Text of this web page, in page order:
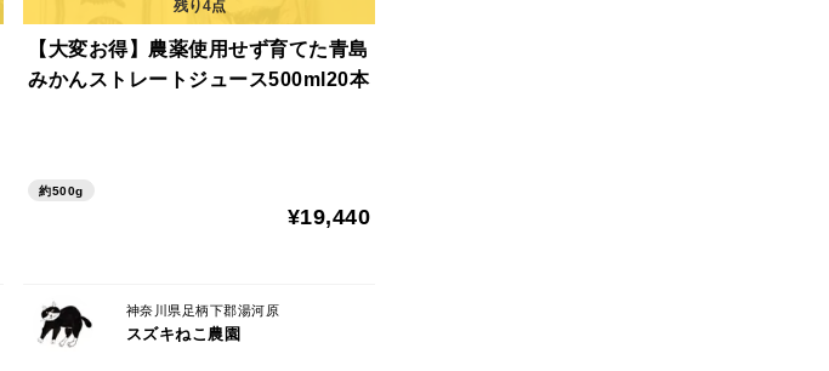
【大変お得】農薬使用せず育てた青島
みかんストレートジュース500ml20本
約500g
¥19,440
神奈川県足柄下郡湯河原
スズキねこ農園